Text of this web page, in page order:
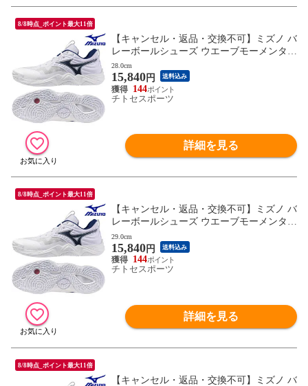
8/8時点_ポイント最大11倍
【キャンセル・返品・交換不可】ミズノ バ
レーボールシューズ ウエーブモーメンタム
ELITE V1GA251255 ユニセックス 2025AW
RFCL
28.0cm
15,840円 送料込み
144
チトセスポーツ
詳細を見る
8/8時点_ポイント最大11倍
【キャンセル・返品・交換不可】ミズノ バ
レーボールシューズ ウエーブモーメンタム
ELITE V1GA251255 ユニセックス 2025AW
RFCL
29.0cm
15,840円 送料込み
144
チトセスポーツ
詳細を見る
8/8時点_ポイント最大11倍
【キャンセル・返品・交換不可】ミズノ バ